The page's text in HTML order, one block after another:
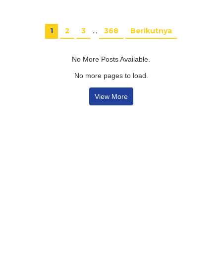
1 2 3 … 368 Berikutnya
No More Posts Available.
No more pages to load.
View More